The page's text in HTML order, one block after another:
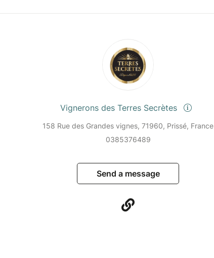
Vignerons des Terres Secrètes
158 Rue des Grandes vignes, 71960, Prissé, France
0385376489
Send a message